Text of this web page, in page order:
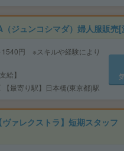
ジュンコシマダ）婦人服販売[
1540円 ※スキルや経験により
給】
【最寄り駅】日本橋(東京都)駅
ヴァレクストラ】短期スタッ